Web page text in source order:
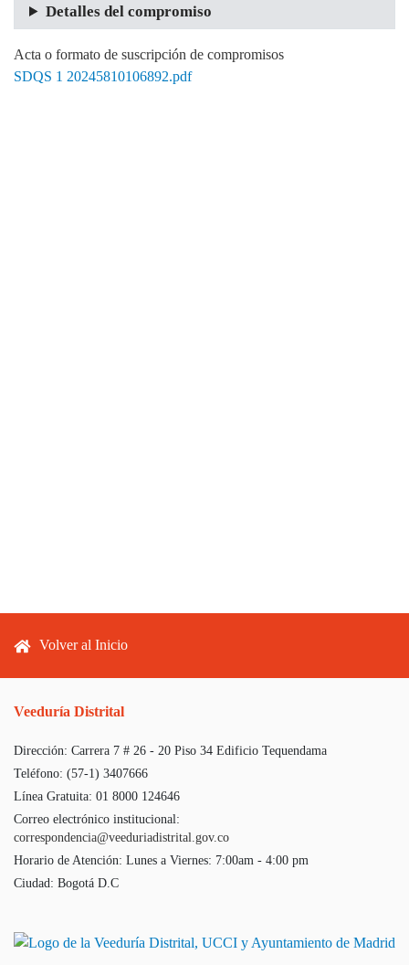
Detalles del compromiso
Acta o formato de suscripción de compromisos
SDQS 1 20245810106892.pdf
Footer menu
Volver al Inicio
Veeduría Distrital
Dirección: Carrera 7 # 26 - 20 Piso 34 Edificio Tequendama
Teléfono: (57-1) 3407666
Línea Gratuita: 01 8000 124646
Correo electrónico institucional:
correspondencia@veeduriadistrital.gov.co
Horario de Atención: Lunes a Viernes: 7:00am - 4:00 pm
Ciudad: Bogotá D.C